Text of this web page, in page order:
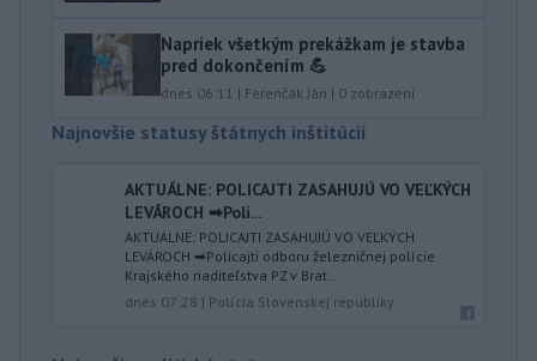
Napriek všetkým prekážkam je stavba
pred dokončením 💪
dnes 06:11 | Ferenčák Ján | 0 zobrazení
Najnovšie statusy štátnych inštitúcií
AKTUÁLNE: POLICAJTI ZASAHUJÚ VO VEĽKÝCH
LEVÁROCH ➡Poli...
AKTUÁLNE: POLICAJTI ZASAHUJÚ VO VEĽKÝCH
LEVÁROCH ➡Policajti odboru železničnej polície
Krajského riaditeľstva PZ v Brat...
dnes 07:28 | Polícia Slovenskej republiky